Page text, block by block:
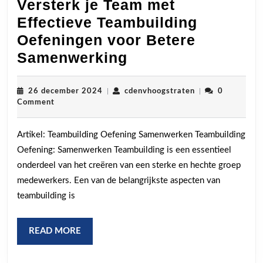
Versterk je Team met
Effectieve Teambuilding
Oefeningen voor Betere
Samenwerking
je
Team
Effectieve
Teambuilding
Oefeningen
voor
26 december 2024 26
cdenvhoogstraten
0
Comment
Artikel: Teambuilding Oefening Samenwerken Teambuilding
Oefening: Samenwerken Teambuilding is een essentieel
onderdeel van het creëren van een sterke en hechte groep
medewerkers. Een van de belangrijkste aspecten van
teambuilding is
READ MORE
MORE